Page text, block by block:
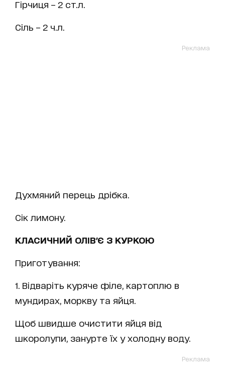
Гірчиця – 2 ст.л.
Сіль – 2 ч.л.
Реклама
Духмяний перець дрібка.
Сік лимону.
КЛАСИЧНИЙ ОЛІВ'Є З КУРКОЮ
Приготування:
1. Відваріть куряче філе, картоплю в
мундирах, моркву та яйця.
Щоб швидше очистити яйця від
шкоролупи, занурте їх у холодну воду.
Реклама